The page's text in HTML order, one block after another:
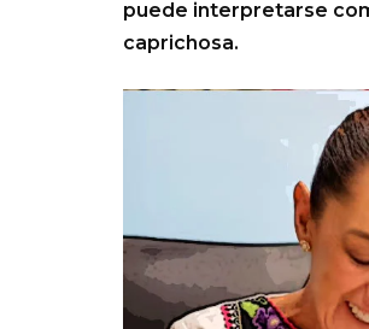
puede interpretarse
caprichosa.